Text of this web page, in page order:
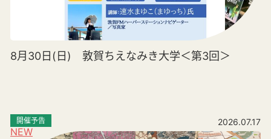
8月30日(日) 敦賀ちえなみき大学＜第3回＞
NEW
開催予告 2026.07.17